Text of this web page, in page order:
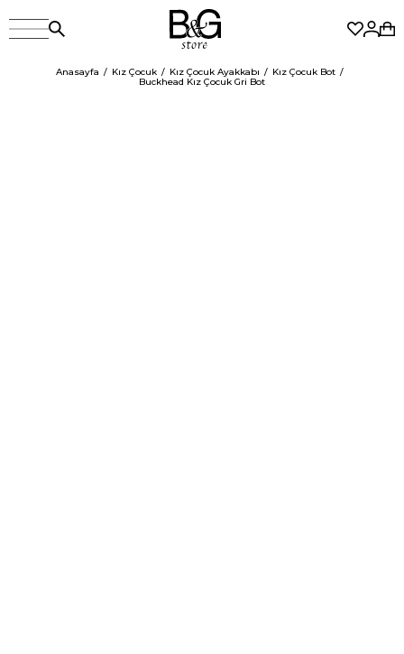
Anasayfa Kız Çocuk Kız Çocuk Ayakkabı
Kız Çocuk Bot
Buckhead Kız Çocuk Gri Bot